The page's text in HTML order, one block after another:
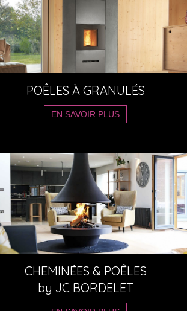
POÊLES À GRANULÉS
EN SAVOIR PLUS
CHEMINÉES & POÊLES
by JC BORDELET